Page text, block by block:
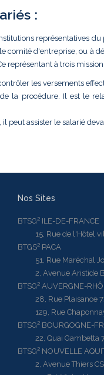
:
représentatives
comité d'entreprise, ou à
représentant à trois
les versements
la procédure. Il est le
peut assister le salarié
Nos Sites
BTSG² ILE-DE-FRANCE
15, Rue de l'Hôtel
BTGS² PACA
51, Rue Maréchal
2, Avenue Aristide
BTSG² AUVERGNE-
28, Rue Plaisance
129, Rue
BTSG² BOURGOGNE-
22, Quai Gambetta
BTSG² NOUVELLE
2, Avenue Thiers CS